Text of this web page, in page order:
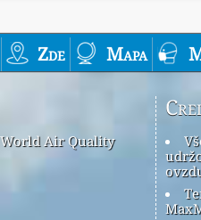
Zde Mapa
Air Quality